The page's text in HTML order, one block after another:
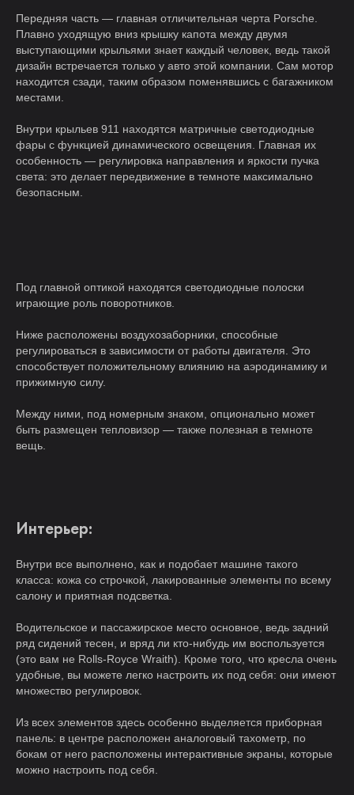
Передняя часть — главная отличительная черта Porsche.
Плавно уходящую вниз крышку капота между двумя
выступающими крыльями знает каждый человек, ведь такой
дизайн встречается только у авто этой компании. Сам мотор
находится сзади, таким образом поменявшись с багажником
местами.
Внутри крыльев 911 находятся матричные светодиодные
фары с функцией динамического освещения. Главная их
особенность — регулировка направления и яркости пучка
света: это делает передвижение в темноте максимально
безопасным.
Под главной оптикой находятся светодиодные полоски
играющие роль поворотников.
Ниже расположены воздухозаборники, способные
регулироваться в зависимости от работы двигателя. Это
способствует положительному влиянию на аэродинамику и
прижимную силу.
Между ними, под номерным знаком, опционально может
быть размещен тепловизор — также полезная в темноте
вещь.
Интерьер:
Внутри все выполнено, как и подобает машине такого
класса: кожа со строчкой, лакированные элементы по всему
салону и приятная подсветка.
Водительское и пассажирское место основное, ведь задний
ряд сидений тесен, и вряд ли кто-нибудь им воспользуется
(это вам не Rolls-Royce Wraith). Кроме того, что кресла очень
удобные, вы можете легко настроить их под себя: они имеют
множество регулировок.
Из всех элементов здесь особенно выделяется приборная
панель: в центре расположен аналоговый тахометр, по
бокам от него расположены интерактивные экраны, которые
можно настроить под себя.